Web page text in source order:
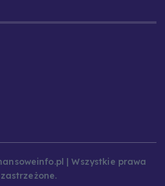
| Wszystkie prawa
zastrzeżone.